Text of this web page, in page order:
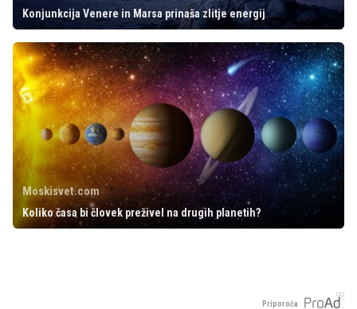
Konjunkcija Venere in Marsa prinaša zlitje energij
Moskisvet.com
Koliko časa bi človek preživel na drugih planetih?
Priporoča